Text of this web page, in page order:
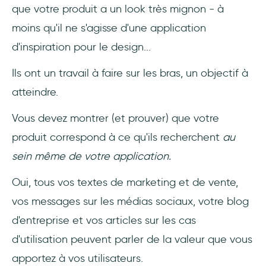
que votre produit a un look très mignon - à
moins qu'il ne s'agisse d'une application
d'inspiration pour le design...
Ils ont un travail à faire sur les bras, un objectif à
atteindre.
Vous devez montrer (et prouver) que votre
produit correspond à ce qu'ils recherchent au
sein même de votre application.
Oui, tous vos textes de marketing et de vente,
vos messages sur les médias sociaux, votre blog
d'entreprise et vos articles sur les cas
d'utilisation peuvent parler de la valeur que vous
apportez à vos utilisateurs.